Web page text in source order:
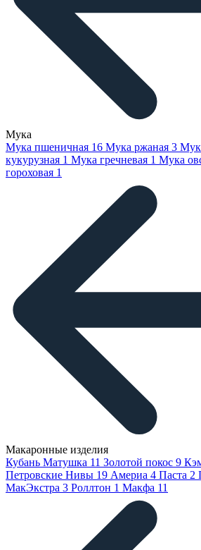
Мука
Мука пшеничная 16 Мука ржаная 3
кукурузная 1 Мука гречневая 1 Мука
гороховая 1
Макаронные изделия
Кубань Матушка 11 Золотой покос 9
Петровские Нивы 19 Америа 4 Паста 2
МакЭкстра 3 Роллтон 1 Макфа 11